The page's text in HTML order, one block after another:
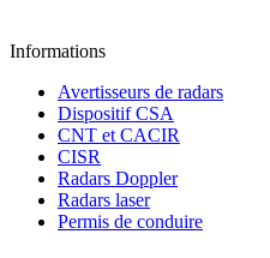
Informations
Avertisseurs de radars
Dispositif CSA
CNT et CACIR
CISR
Radars Doppler
Radars laser
Permis de conduire